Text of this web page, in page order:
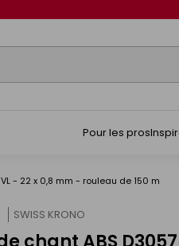
Pour les pros
- 22 x 0,8 mm - rouleau de 150 m
SWISS KRONO